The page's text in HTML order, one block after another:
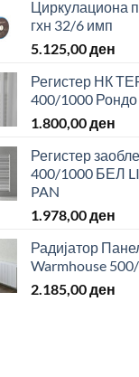
Циркулациона
гхн 32/6 имп
5.125,00ден
Регистер НК
400/1000
1.800,00ден
Регистер
400/1000 БЕЛ
PAN
1.978,00ден
Радијатор
Warmhouse
2.185,00ден